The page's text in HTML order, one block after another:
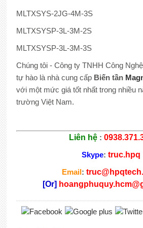
MLTXSYS-2JG-4M-3S
MLTXSYSP-3L-3M-2S
MLTXSYSP-3L-3M-3S
Chúng tôi - Công ty TNHH Công
tự hào là nhà cung cấp Biến tần
với một mức giá tốt nhất trong nhiều
trường Việt Nam.
Liên hệ:
Skype:truc.hpq
Email:
[Or]